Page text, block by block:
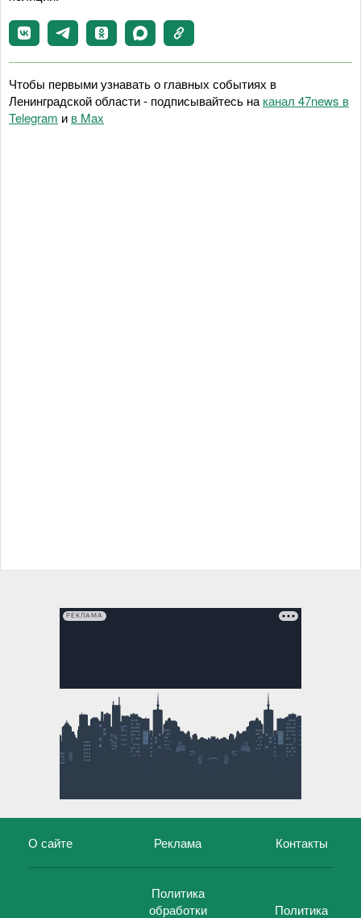
Чтобы первыми узнавать о главных событиях в
Ленинградской области - подписывайтесь на канал 47news в
Telegram и в Maх
РЕКЛАМА
О сайте Реклама Контакты
Политика
обработки
Политика